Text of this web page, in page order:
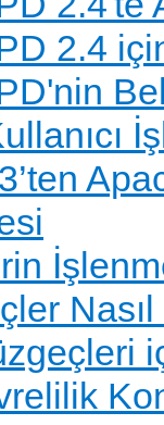
2.4
Nasıl